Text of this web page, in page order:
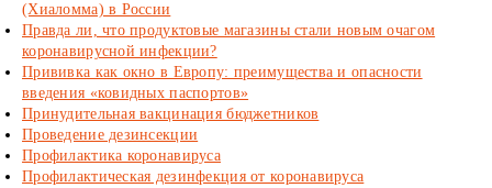
(Хиаломма) в России
Правда ли, что продуктовые магазины стали новым очагом
коронавирусной инфекции?
Прививка как окно в Европу: преимущества и опасности
введения «ковидных паспортов»
Принудительная вакцинация бюджетников
Проведение дезинсекции
Профилактика коронавируса
Профилактическая дезинфекция от коронавируса